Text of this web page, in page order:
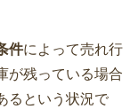
件によって売れ行
が残っている場合
るという状況で